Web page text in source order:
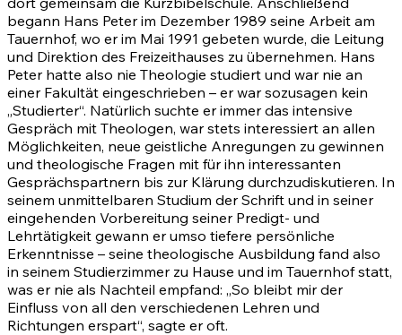
begann Hans Peter im Dezember 1989 seine Arbeit am
Tauernhof, wo er im Mai 1991 gebeten wurde, die Leitung
und Direktion des Freizeithauses zu übernehmen. Hans
Peter hatte also nie Theologie studiert und war nie an
einer Fakultät eingeschrieben – er war sozusagen kein
„Studierter“. Natürlich suchte er immer das intensive
Gespräch mit Theologen, war stets interessiert an allen
Möglichkeiten, neue geistliche Anregungen zu gewinnen
und theologische Fragen mit für ihn interessanten
Gesprächspartnern bis zur Klärung durchzudiskutieren. In
seinem unmittelbaren Studium der Schrift und in seiner
eingehenden Vorbereitung seiner Predigt- und
Lehrtätigkeit gewann er umso tiefere persönliche
Erkenntnisse – seine theologische Ausbildung fand also
in seinem Studierzimmer zu Hause und im Tauernhof statt,
was er nie als Nachteil empfand: „So bleibt mir der
Einfluss von all den verschiedenen Lehren und
Richtungen erspart“, sagte er oft.